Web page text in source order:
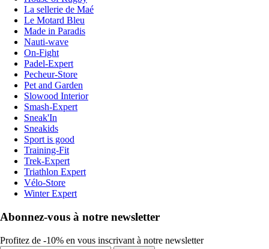
La sellerie de Maé
Le Motard Bleu
Made in Paradis
Nauti-wave
On-Fight
Padel-Expert
Pecheur-Store
Pet and Garden
Slowood Interior
Smash-Expert
Sneak'In
Sneakids
Sport is good
Training-Fit
Trek-Expert
Triathlon Expert
Vélo-Store
Winter Expert
Abonnez-vous à notre newsletter
Profitez de -10% en vous inscrivant à notre newsletter